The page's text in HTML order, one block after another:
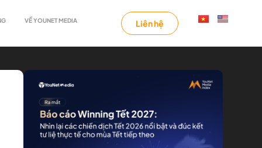
VỀ YOUNET MEDIA Liên hệ